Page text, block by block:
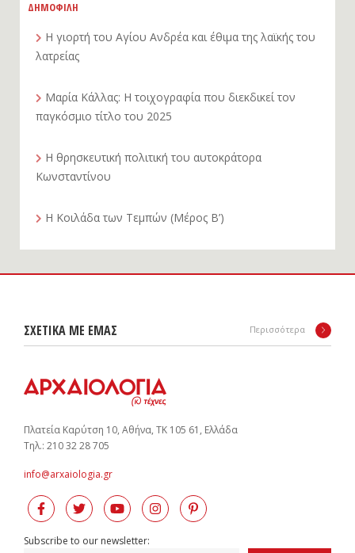
ΔΗΜΟΦΙΛΗ
Η γιορτή του Αγίου Ανδρέα και έθιμα της λαϊκής του
λατρείας
Μαρία Κάλλας: Η τοιχογραφία που διεκδικεί τον
παγκόσμιο τίτλο του 2025
Η θρησκευτική πολιτική του αυτοκράτορα
Κωνσταντίνου
Η Κοιλάδα των Τεμπών (Μέρος Β’)
ΣΧΕΤΙΚΑ ΜΕ ΕΜΑΣ Περισσότερα
Πλατεία Καρύτση 10, Αθήνα, ΤΚ 105 61, Ελλάδα
Tηλ.: 210 32 28 705
info@arxaiologia.gr
Subscribe to our newsletter: